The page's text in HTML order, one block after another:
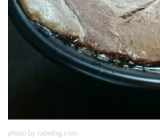
photo by tabelog.com